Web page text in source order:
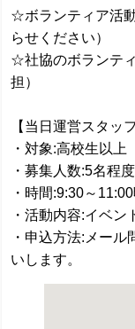
☆ボランティア活
らせください）
☆社協のボランテ
担）
【当日運営スタッ
・対象:高校生以上
・募集人数:5名程度
・時間:9:30～
・活動内容:イベ
・申込方法:メー
いします。